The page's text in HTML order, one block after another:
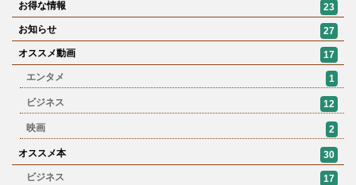
お得な情報
23
お知らせ
27
オススメ動画
17
エンタメ
1
ビジネス 12
映画 2
オススメ本
30
ビジネス
17